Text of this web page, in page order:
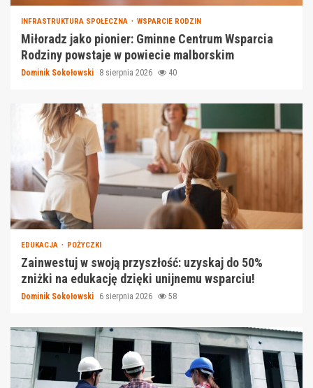
INFRASTRUKTURA SPOŁECZNA WSPARCIE RODZIN
Miłoradz jako pionier: Gminne Centrum Wsparcia
Rodziny powstaje w powiecie malborskim
Dominik Sokołowski 8 sierpnia 2026 40
EDUKACJA POŻYCZKI
Zainwestuj w swoją przyszłość: uzyskaj do 50%
zniżki na edukację dzięki unijnemu wsparciu!
Dominik Sokołowski 6 sierpnia 2026 58